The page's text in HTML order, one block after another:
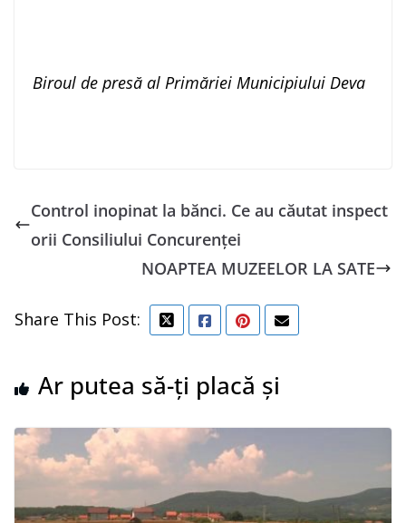
Biroul de presă al Primăriei Municipiului Deva
Control inopinat la bănci. Ce au căutat inspect
orii Consiliului Concurenței
NOAPTEA MUZEELOR LA SATE
Share This Post:
Ar putea să-ți placă și